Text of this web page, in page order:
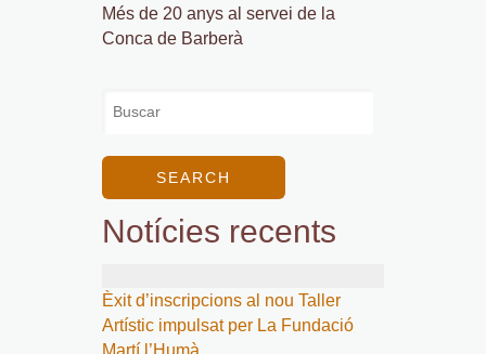
Més de 20 anys al servei de la
Conca de Barberà
Notícies recents
Èxit d’inscripcions al nou Taller
Artístic impulsat per La Fundació